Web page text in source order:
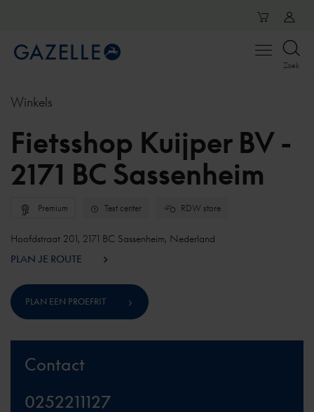
Open
Zoek
Winkels
Fietsshop Kuijper BV -
2171 BC Sassenheim
Premium Test center RDW store
Hoofdstraat 201, 2171 BC Sassenheim, Nederland
PLAN JE ROUTE
PLAN EEN PROEFRIT
Contact
0252211127